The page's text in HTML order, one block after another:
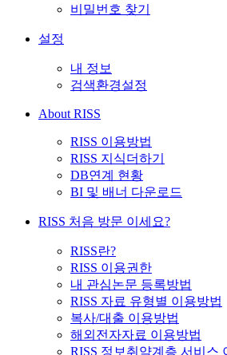
비밀번호 찾기
설정
내 정보
검색환경설정
About RISS
RISS 이용방법
RISS 지식더하기
DB연계 현황
BI 및 배너 다운로드
RISS 처음 방문 이세요?
RISS란?
RISS 이용권한
내 관심논문 등록방법
RISS 자료 유형별 이용방법
복사/대출 이용방법
해외전자자료 이용방법
RISS 정보취약계층 서비스